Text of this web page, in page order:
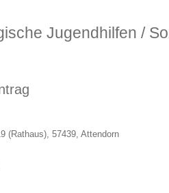
Jugendhilfen /
(Rathaus), 57439, Attendorn